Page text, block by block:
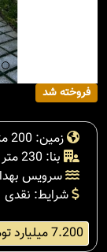
فروخته شد
زمین: 200 متر
بنا: 230 متر
سرویس
شرایط: نقدی
7.200 میلیارد تومان (نقدی)